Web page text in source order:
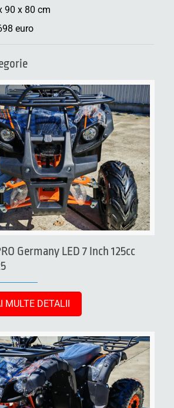
90 x 80 cm
euro
Germany LED 7 Inch 125cc
MULTE DETALII